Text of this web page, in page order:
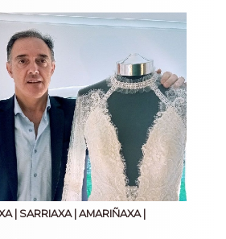
| SARRIAXA | AMARIÑAXA |